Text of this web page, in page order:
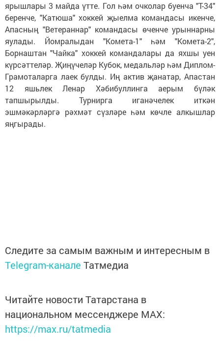
ярышлары 3 майда үтте. Гол һәм очколар буенча "Т-34"
беренче, "Катюша" хоккей җыелма командасы икенче,
Апасның "Ветераннар" командасы өченче урыннарны
яулады. Йомралыдан "Комета-1" һәм "Комета-2",
Борнаштан "Чайка" хоккей командалары да яхшы уен
күрсәттеләр. Җиңүчеләр Кубок, медальләр һәм Диплом-
Грамоталарга лаек булды. Иң актив җанатар, Апастан
12 яшьлек Ленар Хәбибуллинга аерым бүләк
тапшырылды. Турнирга иганәчелек иткән
эшмәкәрләргә рәхмәт сүзләре һәм көчле алкышлар
яңгырады.
Следите за самым важным и интересным в
Telegram-канале Татмедиа
Читайте новости Татарстана в
национальном мессенджере MАХ:
https://max.ru/tatmedia